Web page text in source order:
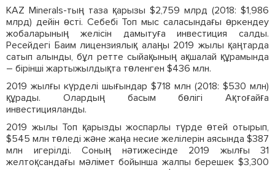
KAZ Minerals-тың таза қарызы $2,759 млрд (2018: $1,986
млрд) дейін өсті. Себебі Топ мыс саласындағы өркендеу
жобаларының желісін дамытуға инвестиция салды.
Ресейдегі Баим лицензиялық алаңы 2019 жылы қаңтарда
сатып алынды, бұл ретте сыйақының ақшалай құрамында
– бірінші жартыжылдықта төленген $436 млн.
2019 жылғы күрделі шығындар $718 млн (2018: $530 млн)
құрады. Олардың басым бөлігі Ақтоғайға
инвестицияланды.
2019 жылы Топ қарызды жоспарлы түрде өтей отырып,
$545 млн төледі және жаңа несие желілерін аясында $387
млн игерілді. Соның нәтижесінде 2019 жылғы 31
желтоқсандағы мәлімет бойынша жалпы берешек $3,300